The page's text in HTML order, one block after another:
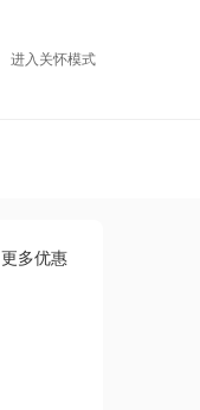
进入关怀模式
更多优惠